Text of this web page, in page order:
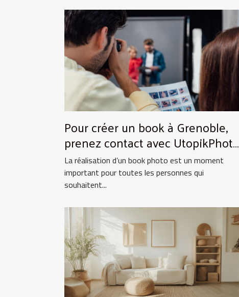
Pour créer un book à Grenoble,
prenez contact avec UtopikPhoto
!La réalisation d’un book photo est un moment
important pour toutes les personnes qui
souhaitent...